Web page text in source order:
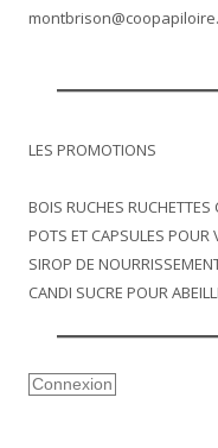
LES PROMOTIONS
BOIS RUCHES RUCHETTES
POTS ET CAPSULES POUR
SIROP DE
CANDI SUCRE POUR
Connexion